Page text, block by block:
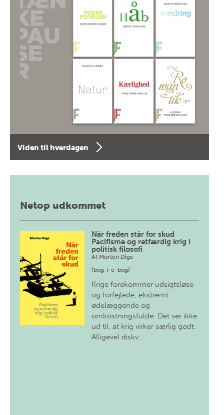
Viden til hverdagen
Netop udkommet
Når freden står for skud
Pacifisme og retfærdig krig i
politisk filosofi
Af Morten Dige
(bog + e-bog)
Krige forekommer udsigtsløse
og forfejlede, ekstremt
ødelæggende og
omkostningsfulde. Det ser ikke
ud til, at krig virker særlig godt.
Alligevel diskv…